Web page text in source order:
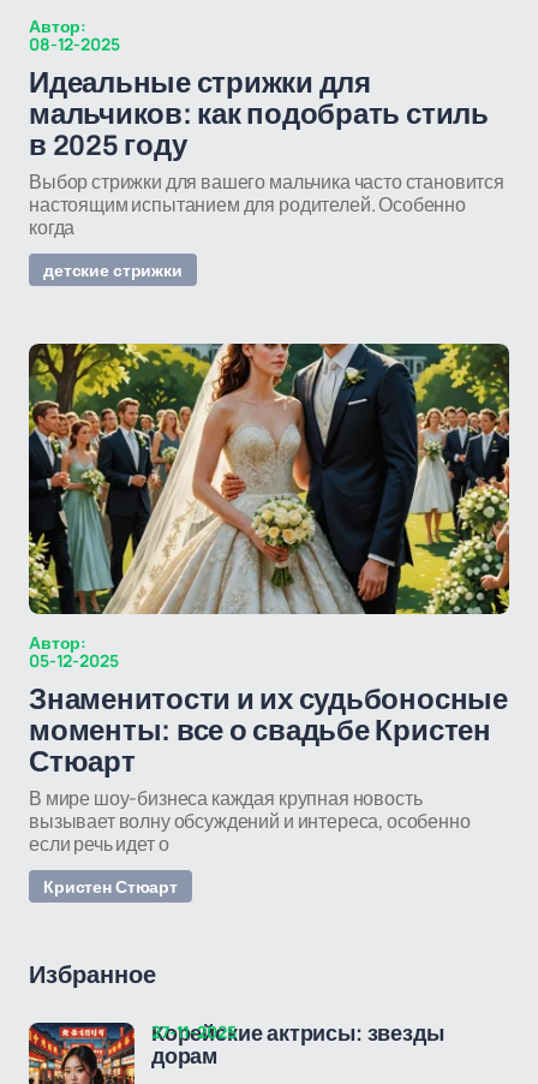
Автор:
08-12-2025
Идеальные стрижки для
мальчиков: как подобрать стиль
в 2025 году
Выбор стрижки для вашего мальчика часто становится
настоящим испытанием для родителей. Особенно
когда
детские стрижки
Автор:
05-12-2025
Знаменитости и их судьбоносные
моменты: все о свадьбе Кристен
Стюарт
В мире шоу-бизнеса каждая крупная новость
вызывает волну обсуждений и интереса, особенно
если речь идет о
Кристен Стюарт
Избранное
Корейские актрисы: звезды
дорам
27-11-2025